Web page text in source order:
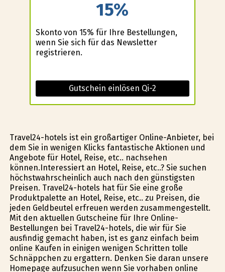
15%
Skonto von 15% für Ihre Bestellungen,
wenn Sie sich für das Newsletter
registrieren.
Gutschein einlösen Qi-2
Travel24-hotels ist ein großartiger Online-Anbieter, bei
dem Sie in wenigen Klicks fantastische Aktionen und
Angebote für Hotel, Reise, etc.. nachsehen
können.Interessiert an Hotel, Reise, etc..? Sie suchen
höchstwahrscheinlich auch nach den günstigsten
Preisen. Travel24-hotels hat für Sie eine große
Produktpalette an Hotel, Reise, etc.. zu Preisen, die
jeden Geldbeutel erfreuen werden zusammengestellt.
Mit den aktuellen Gutscheine für Ihre Online-
Bestellungen bei Travel24-hotels, die wir für Sie
ausfindig gemacht haben, ist es ganz einfach beim
online Kaufen in einigen wenigen Schritten tolle
Schnäppchen zu ergattern. Denken Sie daran unsere
Homepage aufzusuchen wenn Sie vorhaben online